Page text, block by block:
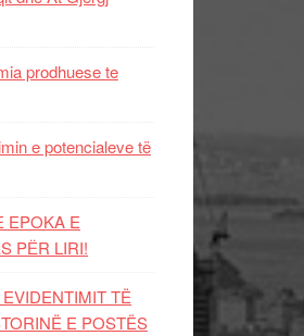
prodhuese te
e potencialeve të
EPOKA E
PЁR LIRI!
TË
E POSTËS